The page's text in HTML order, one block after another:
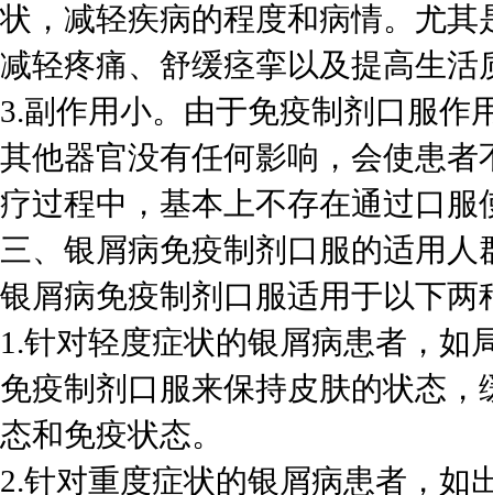
状，减轻疾病的程度和病情。尤
减轻疼痛、舒缓痉挛以及提高生
3.副作用小。由于免疫制剂口服作
其他器官没有任何影响，会使患
疗过程中，基本上不存在通过口
三、银屑病免疫制剂口服的适用人
银屑病免疫制剂口服适用于以下两
1.针对轻度症状的银屑病患者，如
免疫制剂口服来保持皮肤的状态
态和免疫状态。
2.针对重度症状的银屑病患者，如